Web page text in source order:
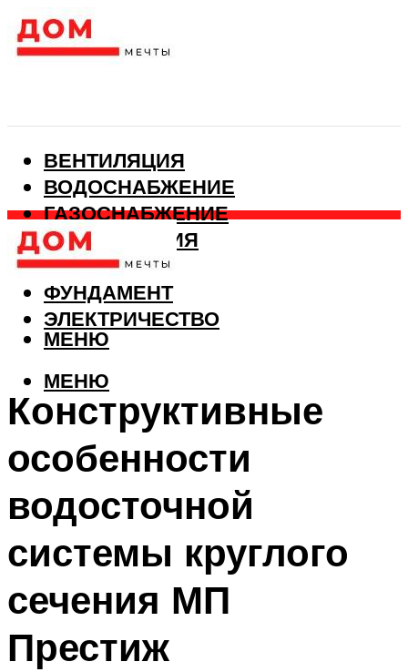
ВЕНТИЛЯЦИЯ
ВОДОСНАБЖЕНИЕ
ГАЗОСНАБЖЕНИЕ
КАНАЛИЗАЦИЯ
ОТОПЛЕНИЕ
ФУНДАМЕНТ
ЭЛЕКТРИЧЕСТВО
МЕНЮ
МЕНЮ
Конструктивные
особенности
водосточной
системы круглого
сечения МП
Престиж